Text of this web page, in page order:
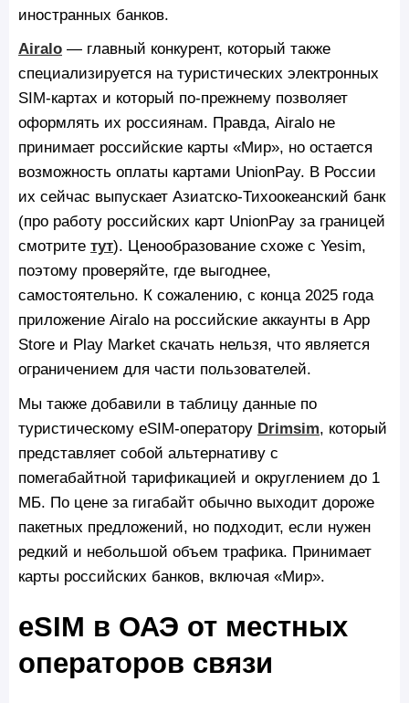
иностранных банков.
Airalo — главный конкурент, который также
специализируется на туристических электронных
SIM-картах и который по-прежнему позволяет
оформлять их россиянам. Правда, Airalo не
принимает российские карты «Мир», но остается
возможность оплаты картами UnionPay. В России
их сейчас выпускает Азиатско-Тихоокеанский банк
(про работу российских карт UnionPay за границей
смотрите тут). Ценообразование схоже с Yesim,
поэтому проверяйте, где выгоднее,
самостоятельно. К сожалению, с конца 2025 года
приложение Airalo на российские аккаунты в App
Store и Play Market скачать нельзя, что является
ограничением для части пользователей.
Мы также добавили в таблицу данные по
туристическому eSIM-оператору Drimsim, который
представляет собой альтернативу с
помегабайтной тарификацией и округлением до 1
МБ. По цене за гигабайт обычно выходит дороже
пакетных предложений, но подходит, если нужен
редкий и небольшой объем трафика. Принимает
карты российских банков, включая «Мир».
eSIM в ОАЭ от местных
операторов связи